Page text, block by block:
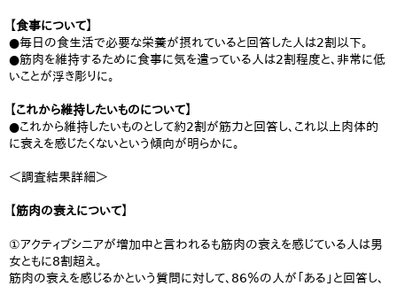
【食事について】
●毎日の食生活で必要な栄養が摂れていると回答した人は2割以下。
●筋肉を維持するために食事に気を遣っている人は2割程度と、非常に低
いことが浮き彫りに。
【これから維持したいものについて】
●これから維持したいものとして約2割が筋力と回答し、これ以上肉体的
に衰えを感じたくないという傾向が明らかに。
＜調査結果詳細＞
【筋肉の衰えについて】
①アクティブシニアが増加中と言われるも筋肉の衰えを感じている人は男
女ともに8割超え。
筋肉の衰えを感じるかという質問に対して、86％の人が「ある」と回答し、